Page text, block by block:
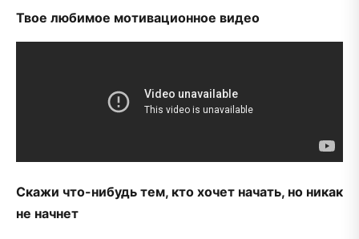
Твое любимое мотивационное видео
Скажи что-нибудь тем, кто хочет начать, но никак
не начнет